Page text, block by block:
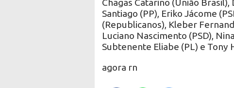
Chagas Catarino (União
Santiago (PP), Eriko Jácome
(Republicanos), Kleber
Luciano Nascimento (PSD),
Subtenente Eliabe (PL) e Tony
agora rn